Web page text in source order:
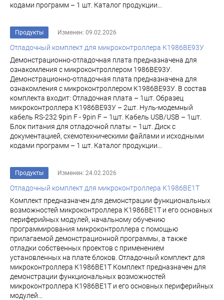
кодами программ – 1 шт. Каталог продукции...
Продукты Изменен: 09.02.2026
Отладочный комплект для микроконтроллера К1986ВЕ93У
Демонстрационно-отладочная плата предназначена для
ознакомления с микроконтроллером 1986ВЕ93У.
Демонстрационно-отладочная плата предназначена для
ознакомления с микроконтроллером К1986ВЕ93У. В состав
комплекта входит: Отладочная плата – 1шт. Образец
микроконтроллера К1986ВЕ93У – 2шт. Нуль-модемный
кабель RS-232 9pin F - 9pin F – 1шт. Кабель USB/USB – 1шт.
Блок питания для отладочной платы – 1шт. Диск с
документацией, схемотехническими файлами и исходными
кодами программ – 1 шт. Каталог продукции...
Продукты Изменен: 24.02.2026
Отладочный комплект для микроконтроллера К1986ВЕ1Т
Комплект предназначен для демонстрации функциональных
возможностей микроконтроллера К1986ВЕ1Т и его основных
периферийных модулей, начальному обучению
программирования микроконтроллера с помощью
прилагаемой демонстрационной программы, а также
отладки собственных проектов с применением
установленных на плате блоков. Отладочный комплект для
микроконтроллера К1986ВЕ1Т Комплект предназначен для
демонстрации функциональных возможностей
микроконтроллера К1986ВЕ1Т и его основных периферийных
модулей...